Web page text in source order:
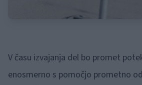
V času izvajanja del bo promet
enosmerno s pomočjo prometno